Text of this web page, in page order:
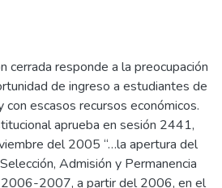
cerrada responde a la preocupación
de ingreso a estudiantes de
con escasos recursos económicos.
aprueba en sesión 2441,
del 2005 “…la apertura del
Admisión y Permanencia
2006-2007, a partir del 2006, en el